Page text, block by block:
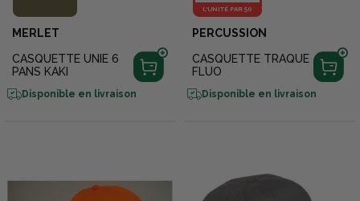
MERLET
CASQUETTE UNIE 6
PANS KAKI
Disponible en livraison
L'UNITÉ PAR 50
PERCUSSION
CASQUETTE TRAQUE
FLUO
Disponible en livraison